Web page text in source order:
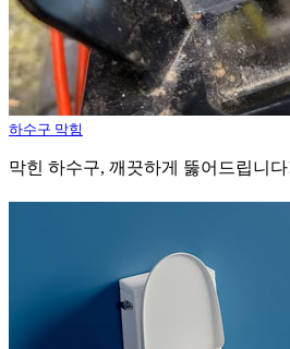
하수구 막힘
막힌 하수구, 깨끗하게 뚫어드립니